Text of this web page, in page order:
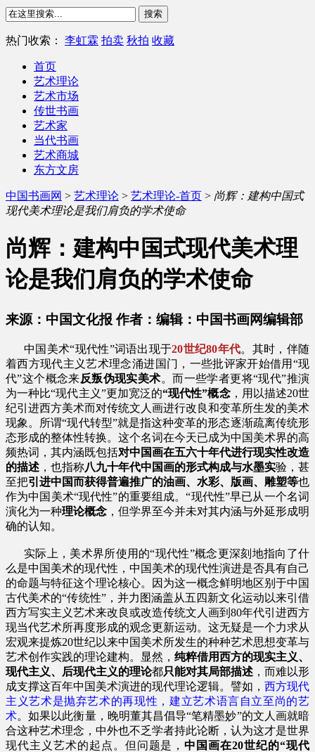
热门收索： 李虹霖 拍卖 秋拍 收藏
首页
艺术理论
艺术市场
传世书画
艺术家
当代书画
艺术商城
东方文房
中国书画网 > 艺术理论 > 艺术理论-首页 > 尚辉：建构中国式
现代美术理论是我们肩负的学术使命
尚辉：建构中国式现代美术理
论是我们肩负的学术使命
来源：中国文化报 作者：编辑：中国书画网编辑部
中国美术“现代性”词语出现于20世纪80年代。其时，伴随
着西方现代主义艺术理念涌进国门，一些批评家开始借用“现
代”这个概念来反叛伪现实美术。而一些学者更将“现代”推演
为一种比“现代主义”更加宽泛的“现代性”概念，用以描述20世
纪引进西方美术而对传统文人画进行改良和变革所生发的美术
现象。所谓“现代转型”就是指这种变革的形态逐渐疏离传统形
态形成的整体性转换。这个名词在今天已成为中国美术界的高
频热词，其内涵既包括对中国画在五六十年代进行现实性改造
的描述 ，也指称八九十年代中国画的形式构成与水墨实验，甚
至把引进中国而获得普遍推广的油画、水彩、版画、雕塑等也
作为中国美术“现代性”的重要组成。“现代性”早已从一个名词
演化为一种理论概念 ，但学界至今并未对其内涵与外延形成明
确的认知。
实际上，美术界所使用的“现代性”概念更深刻地指向了什
么是中国美术的现代性，中国美术的现代性演进是否具有自己
的命题与特征这个理论核心。因为这一概念鲜明地区别于中国
古代美术的“传统性”，并力图涵盖从五四新文化运动以来引借
西方写实主义艺术来改良或改造传统文人画到80年代引进西方
现当代艺术所再度形成的观念更新运动。这无疑是一个力求从
宏观来提炼20世纪以来中国美术所发生的种种艺术思想变革与
艺术创作实践的理论建构。显然， 纯粹借用西方的现实主义、
现代主义、后现代主义的理论都只能对其局部描述 ，而难以形
成支撑这百年中国美术演进的现代理论逻辑。譬如， 西方现代
主义艺术是抛弃艺术的再现性，建立艺术语言自立至尚的艺
术。如果以此衡量，晚明董其昌倡导“笔精墨妙”的文人画就暗
合这种艺术理念，中外也不乏学者持此论断，认为这才是世界
现代主义艺术的起点。但问题是，中国画在20世纪的“现代